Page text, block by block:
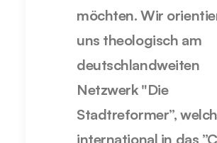
möchten. Wir
uns theologisch am
deutschlandweiten
Netzwerk "Die
Stadtreformer”,
international in das